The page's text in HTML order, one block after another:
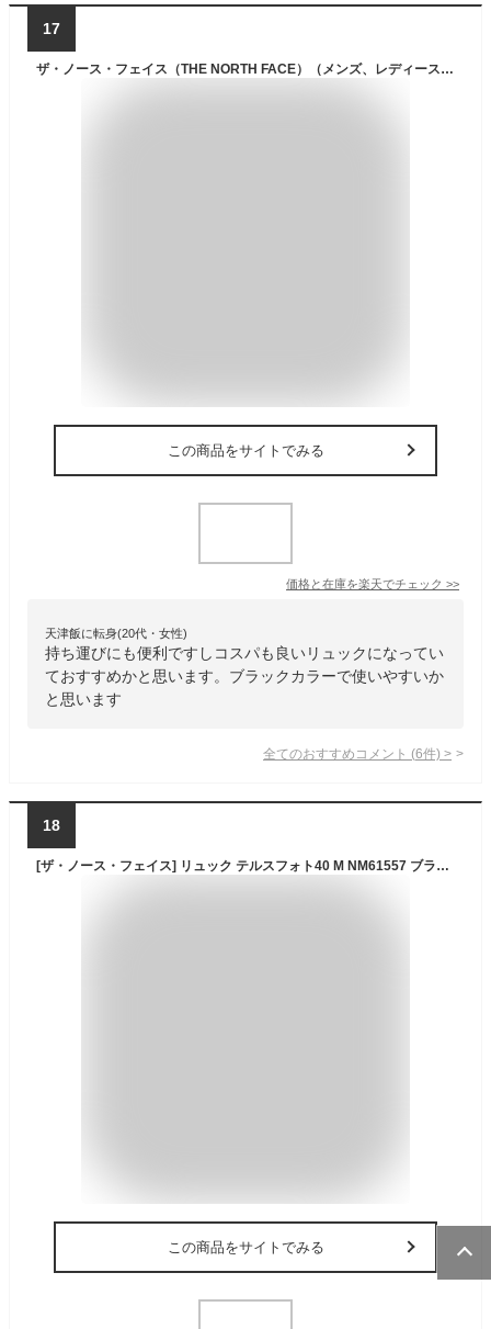
17
ザ・ノース・フェイス（THE NORTH FACE）（メンズ、レディース）リュック BCヒューズボックス2 黒 30L NM82255 K ノースフェイス デイパック 撥水 PC収納
この商品をサイトでみる
価格と在庫を楽天でチェック >>
天津飯に転身(20代・女性)
持ち運びにも便利ですしコスパも良いリュックになってい
ておすすめかと思います。ブラックカラーで使いやすいか
と思います
全てのおすすめコメント (6件) >
18
[ザ・ノース・フェイス] リュック テルスフォト40 M NM61557 ブラック One Size
この商品をサイトでみる